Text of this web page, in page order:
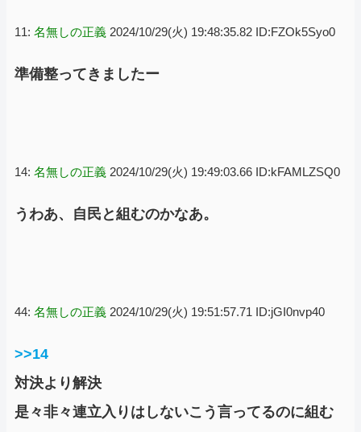
11: 名無しの正義 2024/10/29(火) 19:48:35.82 ID:FZOk5Syo0
準備整ってきましたー
14: 名無しの正義 2024/10/29(火) 19:49:03.66 ID:kFAMLZSQ0
うわあ、自民と組むのかなあ。
44: 名無しの正義 2024/10/29(火) 19:51:57.71 ID:jGI0nvp40
>>14
対決より解決
是々非々連立入りはしないこう言ってるのに組む